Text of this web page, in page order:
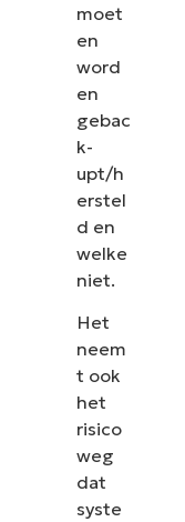
moet
en
word
en
gebac
k-
upt/h
erstel
d en
welke
niet.
Het
neem
t ook
het
risico
weg
dat
syste